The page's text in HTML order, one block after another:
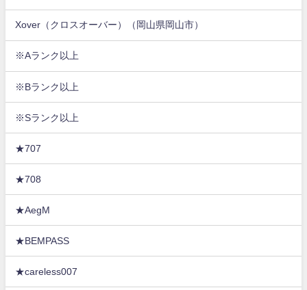
Xover（クロスオーバー）（岡山県岡山市）
※Aランク以上
※Bランク以上
※Sランク以上
★707
★708
★AegM
★BEMPASS
★careless007